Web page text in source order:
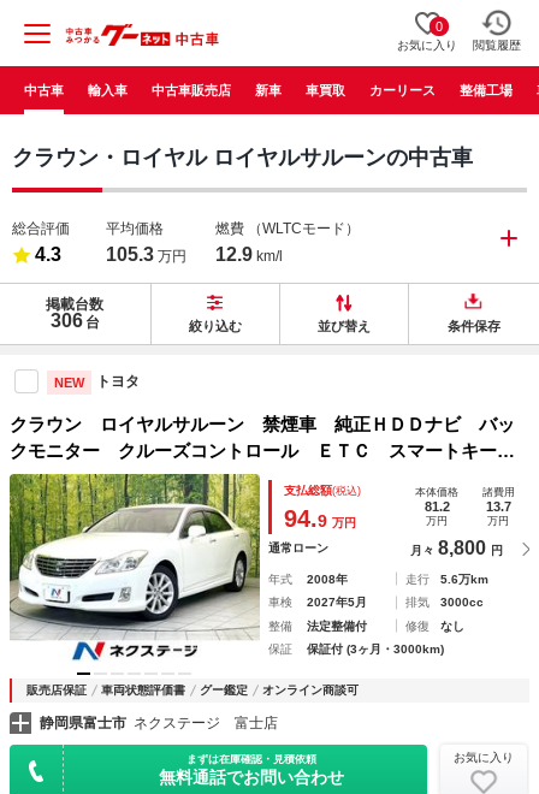
0
お気に入り 閲覧履歴
中古車 輸入車 中古車販売店 新車 車買取 カーリース 整備工場
クラウン・ロイヤル ロイヤルサルーンの中古車
総合評価
4.3
平均価格
105.3 万円
燃費 （WLTCモード）
12.9 km/l
掲載台数
306 台 絞り込む 並び替え 条件保存
NEW トヨタ
クラウン ロイヤルサルーン 禁煙車 純正ＨＤＤナビ バッ
クモニター クルーズコントロール ＥＴＣ スマートキー
ＨＩＤヘッド フォグ オートライト オートエアコン パワ
ーシート 電動格納ミラー アームレスト
支払総額(税込)
94.9 万円
本体価格
81.2
万円
諸費用
13.7
万円
通常ローン 月々 8,800 円
年式 2008年 走行
5.6万km
車検
2027年5月 排気
3000cc
整備
法定整備付 修復
なし
保証
保証付 (3ヶ月・3000km)
販売店保証 車両状態評価書 グー鑑定 オンライン商談可
静岡県富士市 ネクステージ 富士店
まずは在庫確認・見積依頼
無料通話でお問い合わせ
お気に入り